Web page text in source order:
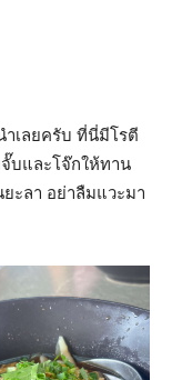
เลยครับ ที่นี่มีโรตี
บและโจ๊กให้ทาน
ะลา อย่าลืมแวะมา